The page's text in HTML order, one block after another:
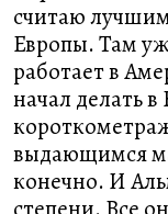
считаю
Европы. Там
работает в
начал делать
выдающимся
конечно. И